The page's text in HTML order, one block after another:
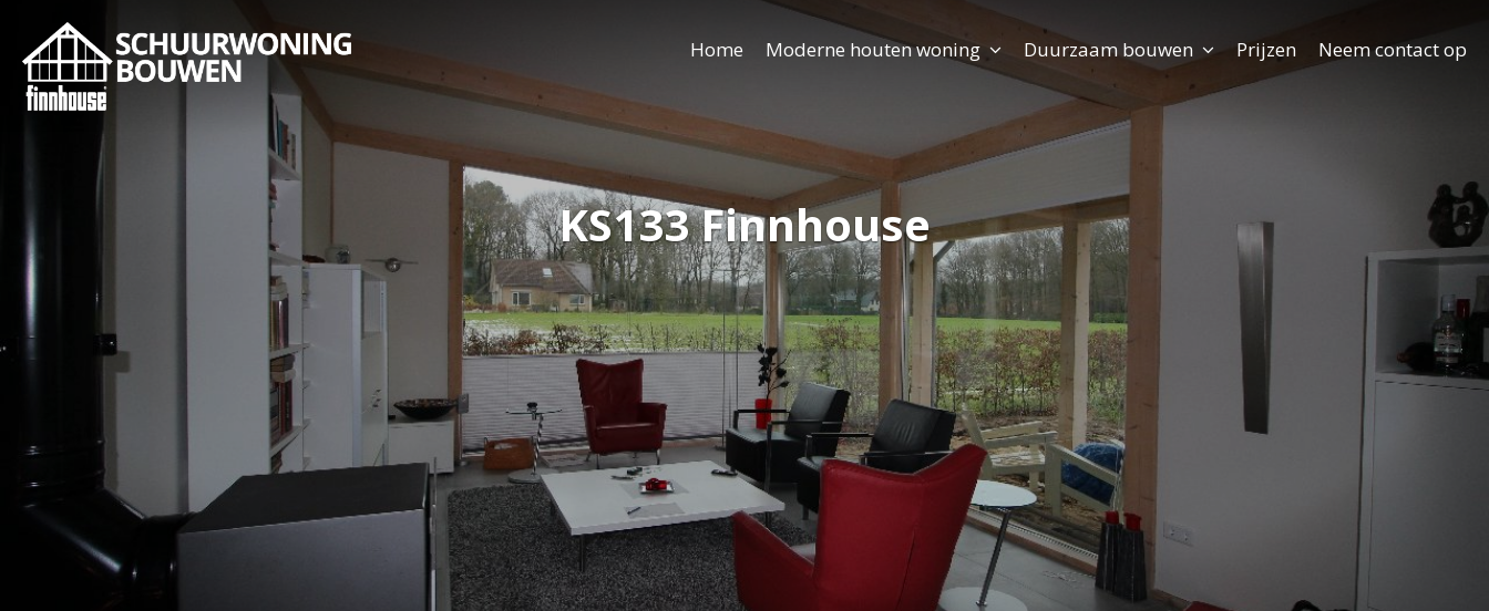
KS133 Finnhouse
Home Moderne houten woning Duurzaam bouwen Prijzen Neem contact op